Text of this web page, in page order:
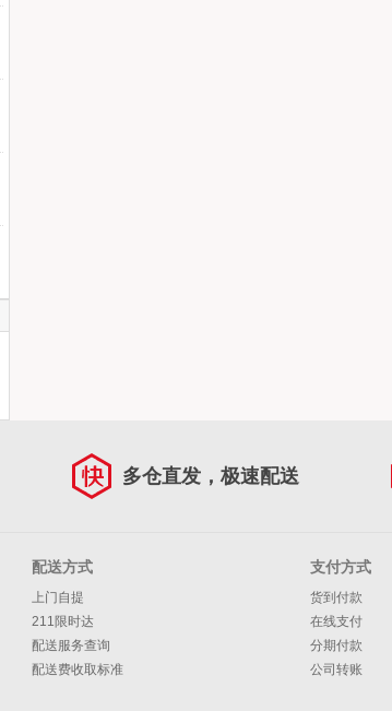
多仓直发，极速配送
配送方式
上门自提
211限时达
配送服务查询
配送费收取标准
支付方式
货到付款
在线支付
分期付款
公司转账